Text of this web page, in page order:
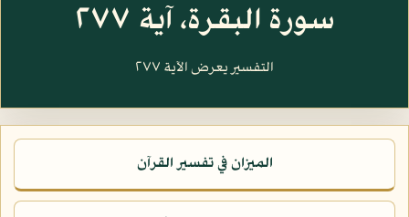
سورة البقرة، آية ٢٧٧
التفسير يعرض الآية ٢٧٧
الميزان في تفسير القرآن